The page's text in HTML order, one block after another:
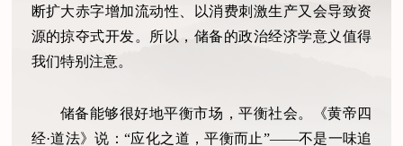
断扩大赤字增加流动性、以消费刺激生产又会导致资
源的掠夺式开发。所以，储备的政治经济学意义值得
我们特别注意。
储备能够很好地平衡市场，平衡社会。《黄帝四
经·道法》说：“应化之道，平衡而止”——不是一味追